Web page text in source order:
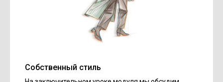
Собственный стиль